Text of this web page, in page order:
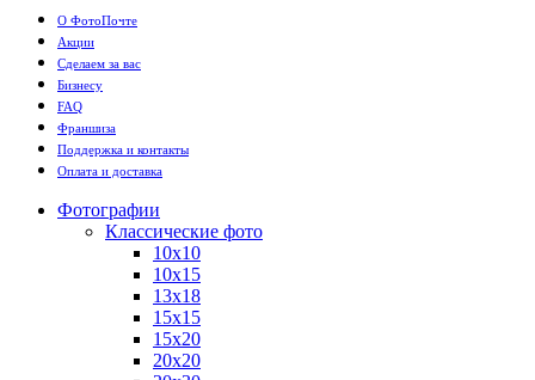
О ФотоПочте
Акции
Сделаем за вас
Бизнесу
FAQ
Франшиза
Поддержка и контакты
Оплата и доставка
Фотографии
Классические фото
10х10
10х15
13х18
15х15
15х20
20х20